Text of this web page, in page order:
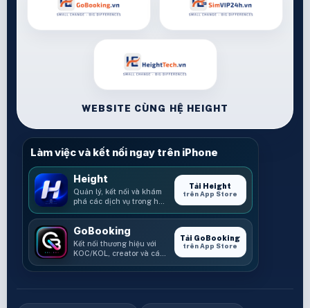
WEBSITE CÙNG HỆ HEIGHT
Làm việc và kết nối ngay trên iPhone
Height
Quản lý, kết nối và khám
phá các dịch vụ trong hệ
Tải Height
trên App Store
GoBooking
Kết nối thương hiệu với
KOC/KOL, creator và các
Tải GoBooking
trên App Store